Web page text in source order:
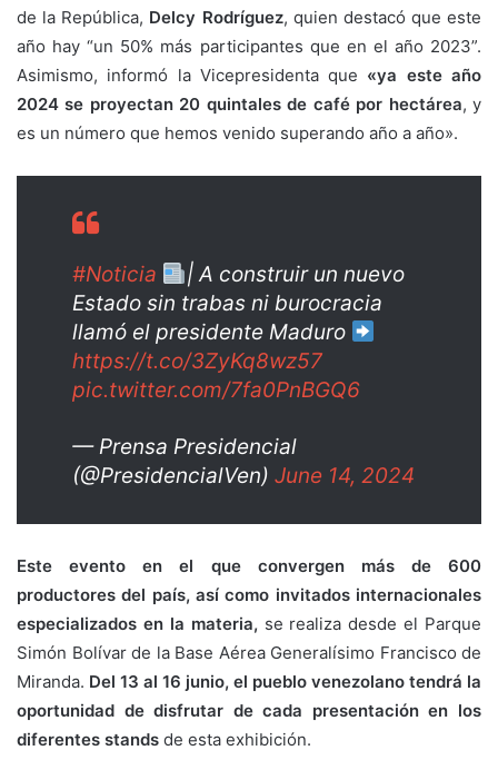
de la República, Delcy Rodríguez, quien destacó que este
año hay “un 50% más participantes que en el año 2023”.
Asimismo, informó la Vicepresidenta que «ya este año
2024 se proyectan 20 quintales de café por hectárea, y
es un número que hemos venido superando año a año».
#Noticia
| A construir un nuevo
Estado sin trabas ni burocracia
llamó el presidente Maduro
https://t.co/3ZyKq8wz57
pic.twitter.com/7fa0PnBGQ6
— Prensa Presidencial
(@PresidencialVen) June 14, 2024
Este evento en el que convergen más de 600
productores del país, así como invitados internacionales
especializados en la materia, se realiza desde el Parque
Simón Bolívar de la Base Aérea Generalísimo Francisco de
Miranda. Del 13 al 16 junio, el pueblo venezolano tendrá la
oportunidad de disfrutar de cada presentación en los
diferentes stands de esta exhibición.